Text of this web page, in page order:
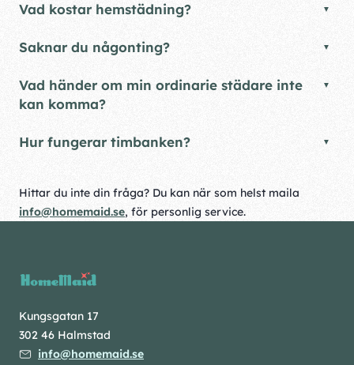
Vad kostar hemstädning?
Saknar du någonting?
Vad händer om min ordinarie städare inte
kan komma?
Hur fungerar timbanken?
Hittar du inte din fråga? Du kan när som helst maila
info@homemaid.se, för personlig service.
Kungsgatan 17
302 46 Halmstad
info@homemaid.se